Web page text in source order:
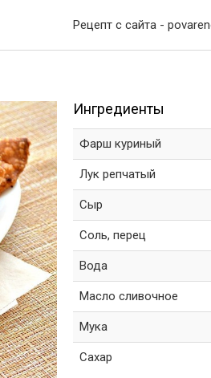
Рецепт с сайта -
Ингредиенты
Фарш куриный
Лук репчатый
Сыр
Соль, перец
Вода
Масло сливочное
Мука
Сахар